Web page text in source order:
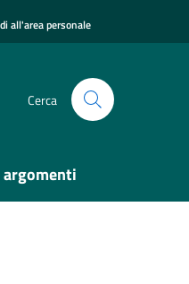
all'area personale
Cerca